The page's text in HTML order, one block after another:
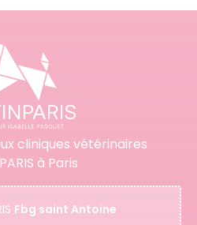
cliniques vétérinaires
à Paris
Fbg saint Antoine